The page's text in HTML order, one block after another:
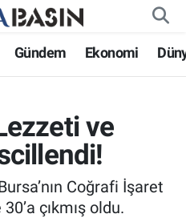
Gündem Ekonomi
ve
Coğrafi İşaret
çıkmış oldu.
Haritası